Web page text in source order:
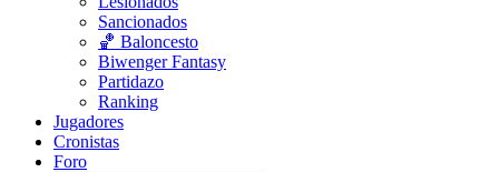
Sancionados
🏀 Baloncesto
Biwenger Fantasy
Partidazo
Ranking
Jugadores
Cronistas
Foro